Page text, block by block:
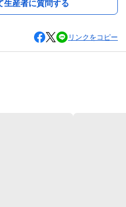
生産者に質問する
リンクをコピー